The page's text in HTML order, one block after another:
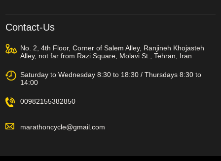
Contact-Us
No. 2, 4th Floor, Corner of Salem Alley, Ranjineh Khojasteh
Alley, not far from Razi Square, Molavi St., Tehran, Iran
Saturday to Wednesday 8:30 to 18:30 / Thursdays 8:30 to
14:00
00982155382850
marathoncycle@gmail.com